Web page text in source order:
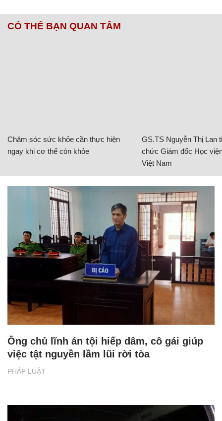
CÓ THỂ BẠN QUAN TÂM
Chăm sóc sức khỏe cần thực hiện
ngay khi cơ thể còn khỏe
GS.TS Nguyễn Thị Lan
chức Giám đốc Học
Việt Nam
PHÁP LUẬT
Ông chủ lĩnh án tội hiếp dâm, cô gái giúp
việc tật nguyền lầm lũi rời tòa